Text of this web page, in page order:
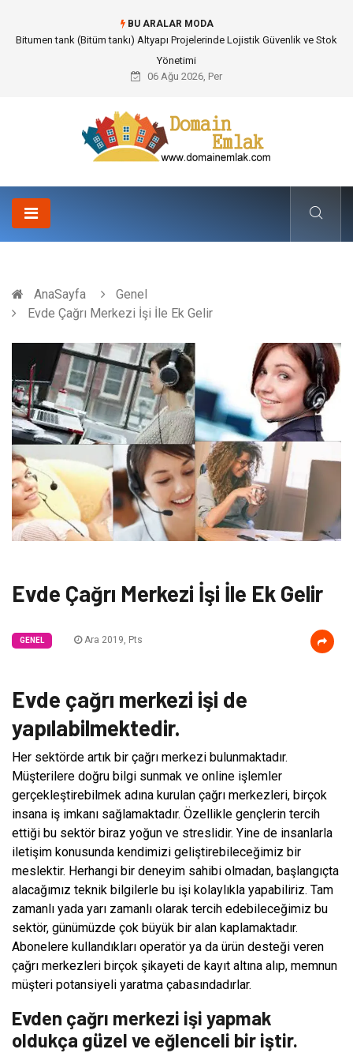
BU ARALAR MODA
Güvenilir Chip Satışı: Kesintisiz Poker Deneyimi İçin Profesyonel Destek
06 Ağu 2026, Per
AnaSayfa
Genel
Evde Çağrı Merkezi İşi İle Ek Gelir
Evde Çağrı Merkezi İşi İle Ek Gelir
GENEL Ara 2019, Pts
Evde çağrı merkezi işi de
yapılabilmektedir.
Her sektörde artık bir çağrı merkezi bulunmaktadır.
Müşterilere doğru bilgi sunmak ve online işlemler
gerçekleştirebilmek adına kurulan çağrı merkezleri, birçok
insana iş imkanı sağlamaktadır. Özellikle gençlerin tercih
ettiği bu sektör biraz yoğun ve streslidir. Yine de insanlarla
iletişim konusunda kendimizi geliştirebileceğimiz bir
meslektir. Herhangi bir deneyim sahibi olmadan, başlangıçta
alacağımız teknik bilgilerle bu işi kolaylıkla yapabiliriz. Tam
zamanlı yada yarı zamanlı olarak tercih edebileceğimiz bu
sektör, günümüzde çok büyük bir alan kaplamaktadır.
Abonelere kullandıkları operatör ya da ürün desteği veren
çağrı merkezleri birçok şikayeti de kayıt altına alıp, memnun
müşteri potansiyeli yaratma çabasındadırlar.
Evden çağrı merkezi işi yapmak
oldukça güzel ve eğlenceli bir iştir.